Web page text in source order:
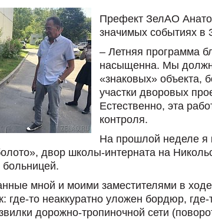
Префект ЗелАО
значимых событиях в
– Летняя программа
насыщенна. Мы
«знаковых» объекта,
участки дворовых
Естественно, эта
контроля.
На прошлой неделе я
двор школы-интерната на
больницей.
мной и моими заместителями в
где-то неаккуратно уложен бордюр,
дорожно-тропиночной сети